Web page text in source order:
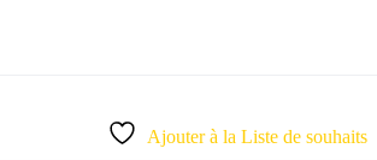
Ajouter à la Liste de souhaits